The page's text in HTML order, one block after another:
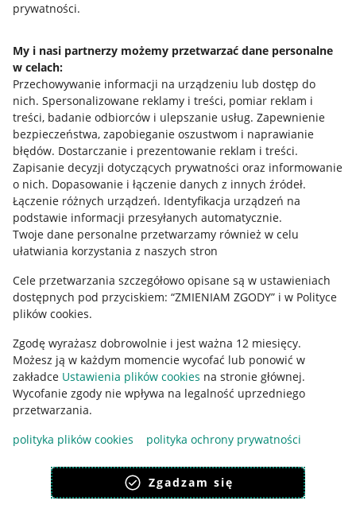
prywatności.
My i nasi partnerzy możemy przetwarzać dane personalne
w celach:
Przechowywanie informacji na urządzeniu lub dostęp do
nich. Spersonalizowane reklamy i treści, pomiar reklam i
treści, badanie odbiorców i ulepszanie usług. Zapewnienie
bezpieczeństwa, zapobieganie oszustwom i naprawianie
błędów. Dostarczanie i prezentowanie reklam i treści.
Zapisanie decyzji dotyczących prywatności oraz informowanie
o nich. Dopasowanie i łączenie danych z innych źródeł.
Łączenie różnych urządzeń. Identyfikacja urządzeń na
podstawie informacji przesyłanych automatycznie.
Twoje dane personalne przetwarzamy również w celu
ułatwiania korzystania z naszych stron
Cele przetwarzania szczegółowo opisane są w ustawieniach
dostępnych pod przyciskiem: “ZMIENIAM ZGODY” i w Polityce
plików cookies.
Zgodę wyrażasz dobrowolnie i jest ważna 12 miesięcy.
Możesz ją w każdym momencie wycofać lub ponowić w
zakładce Ustawienia plików cookies na stronie głównej.
Wycofanie zgody nie wpływa na legalność uprzedniego
przetwarzania.
polityka plików cookies
polityka ochrony prywatności
Zgadzam się
Jak to działa
Allegro Gadane dla sprzedających
Allegro Gadane dla kupujących
Mapa miejscowości
Informacje prawne
Regulamin
Polityka plików "cookies"
Ustawienia plików "cookies"
Udostępnianie lokalizacji
Informacje dla Aktu o Usługach Cyfrowych
Pobierz aplikację